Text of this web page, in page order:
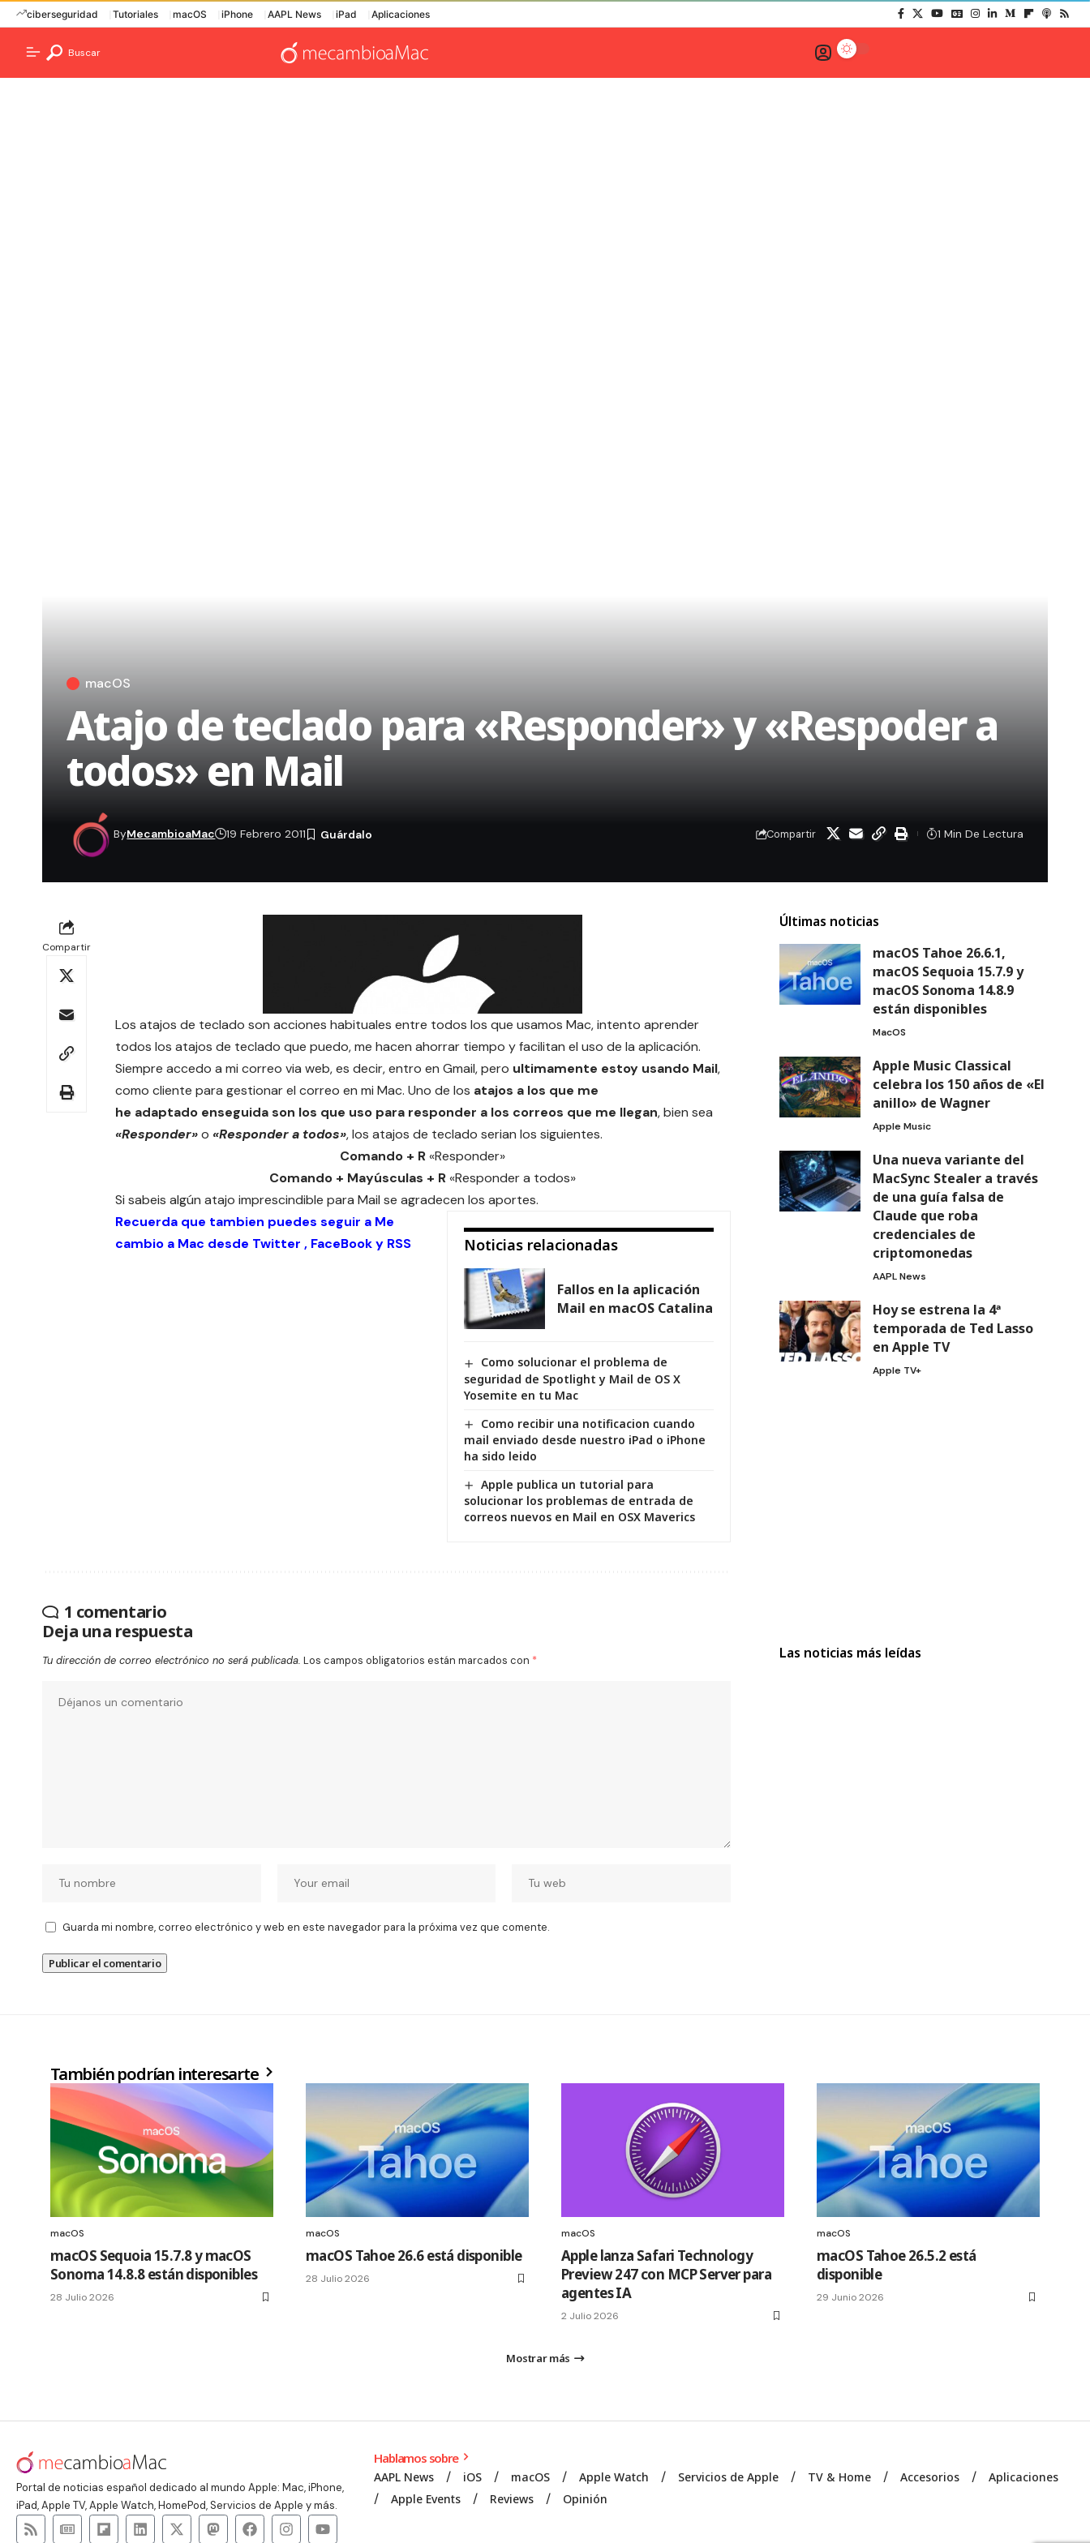
ciberseguridad Tutoriales macOS iPhone AAPL News iPad Aplicaciones
Buscar
macOS
Atajo de teclado para «Responder» y «Respoder a
todos» en Mail
ByMecambioaMac 19 Febrero 2011 Compartir 1 Min De Lectura
Compartir
Los atajos de teclado son acciones habituales entre todos los que usamos Mac, intento aprender
todos los atajos de teclado que puedo, me hacen ahorrar tiempo y facilitan el uso de la aplicación.
Siempre accedo a mi correo via web, es decir, entro en Gmail, pero ultimamente estoy usando Mail,
como cliente para gestionar el correo en mi Mac. Uno de los atajos a los que me
he adaptado enseguida son los que uso para responder a los correos que me llegan, bien sea
«Responder»o «Responder a todos», los atajos de teclado serian los siguientes.
Comando + R«Responder»
Comando + Mayúsculas + R«Responder a todos»
Si sabeis algún atajo imprescindible para Mail se agradecen los aportes.
Noticias relacionadas
Fallos en la aplicación
Mail en macOS Catalina
Como solucionar el problema de
seguridad de Spotlight y Mail de OS X
Yosemite en tu Mac
Como recibir una notificacion cuando
mail enviado desde nuestro iPad o iPhone
ha sido leido
Apple publica un tutorial para
solucionar los problemas de entrada de
correos nuevos en Mail en OSX Maverics
Recuerda que tambien puedes seguir a Me
cambio a Mac desde Twitter , FaceBooky RSS
1 comentario
Deja una respuesta
Tu dirección de correo electrónico no será publicada. Los campos obligatorios están marcados con *
Guarda mi nombre, correo electrónico y web en este navegador para la próxima vez que comente.
Últimas noticias
macOS Tahoe 26.6.1,
macOS Sequoia 15.7.9 y
macOS Sonoma 14.8.9
están disponibles
MacOS
Apple Music Classical
celebra los 150 años de «El
anillo» de Wagner
Apple Music
Una nueva variante del
MacSync Stealer a través
de una guía falsa de
Claude que roba
credenciales de
criptomonedas
AAPL News
Hoy se estrena la 4ª
temporada de Ted Lasso
en Apple TV
Apple TV+
Las noticias más leídas
También podrían interesarte
macOS
macOS Sequoia 15.7.8 y macOS
Sonoma 14.8.8 están disponibles
28 Julio 2026
macOS
macOS Tahoe 26.6 está disponible
28 Julio 2026
macOS
Apple lanza Safari Technology
Preview 247 con MCP Server para
agentes IA
2 Julio 2026
macOS
macOS Tahoe 26.5.2 está
disponible
29 Junio 2026
Mostrar más
Portal de noticias español dedicado al mundo Apple: Mac, iPhone,
iPad, Apple TV, Apple Watch, HomePod, Servicios de Apple y más.
Hablamos sobre
AAPL News iOS macOS Apple Watch Servicios de Apple TV & Home Accesorios
Aplicaciones
Apple Events
Reviews Opinión